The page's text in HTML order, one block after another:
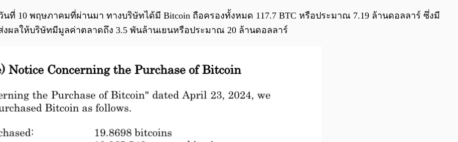
วันที่ 10 พฤษภาคมที่ผ่านมา ทางบริษัทได้มี Bitcoin ถือครองทั้งหมด 117.7 BTC หรือประมาณ 7.19 ล้านดอลลาร์ ซึ่งมี
งผลให้บริษัทมีมูลค่าตลาดถึง 3.5 พันล้านเยนหรือประมาณ 20 ล้านดอลลาร์